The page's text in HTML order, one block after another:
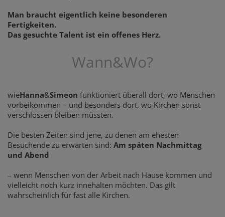
Man braucht eigentlich keine besonderen
Fertigkeiten.
Das gesuchte Talent ist ein offenes Herz.
Wann&Wo?
wieHanna&Simeon funktioniert überall dort, wo Menschen
vorbeikommen – und besonders dort, wo Kirchen sonst
verschlossen bleiben müssten.
Die besten Zeiten sind jene, zu denen am ehesten
Besuchende zu erwarten sind: Am späten Nachmittag
und Abend
– wenn Menschen von der Arbeit nach Hause kommen und
vielleicht noch kurz innehalten möchten. Das gilt
wahrscheinlich für fast alle Kirchen.